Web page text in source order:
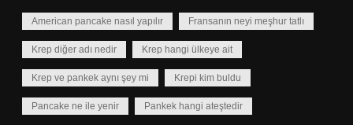
American pancake nasıl yapılır Fransanın neyi meşhur tatlı
Krep diğer adı nedir Krep hangi ülkeye ait
Krep ve pankek aynı şey mi Krepi kim buldu
Pancake ne ile yenir Pankek hangi ateştedir